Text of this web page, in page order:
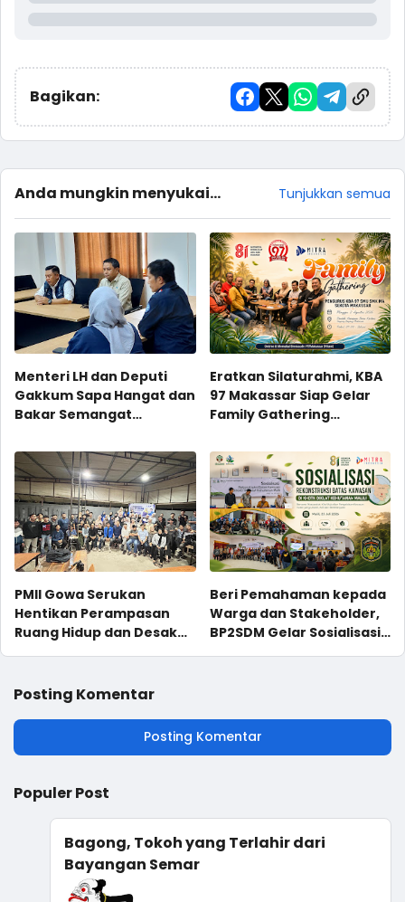
Bagikan:
Anda mungkin menyukai
postingan ini
Tunjukkan semua
Menteri LH dan Deputi
Gakkum Sapa Hangat dan
Bakar Semangat
Wilayah Sulawesi
Eratkan Silaturahmi, KBA
97 Makassar Siap Gelar
Family Gathering
PMII Gowa Serukan
Hentikan Perampasan
Ruang Hidup dan Desak
Beri Pemahaman kepada
Warga dan Stakeholder,
BP2SDM Gelar Sosialisasi
Posting Komentar
Posting Komentar
Populer Post
Bagong, Tokoh yang Terlahir dari
Bayangan Semar